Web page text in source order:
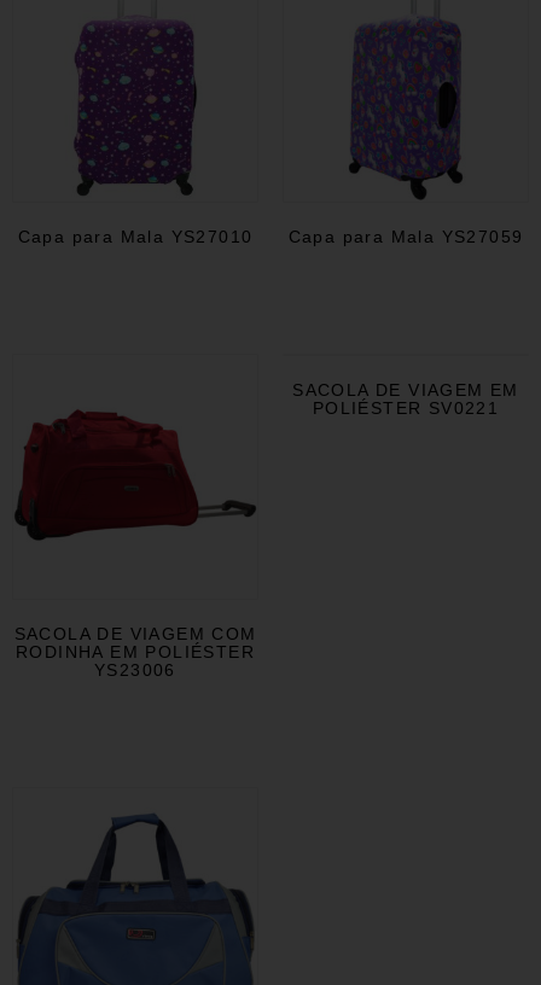
Capa para Mala YS27010 Capa para Mala YS27059
SACOLA DE VIAGEM COM
RODINHA EM POLIÉSTER
YS23006
SACOLA DE VIAGEM EM
POLIÉSTER SV0221